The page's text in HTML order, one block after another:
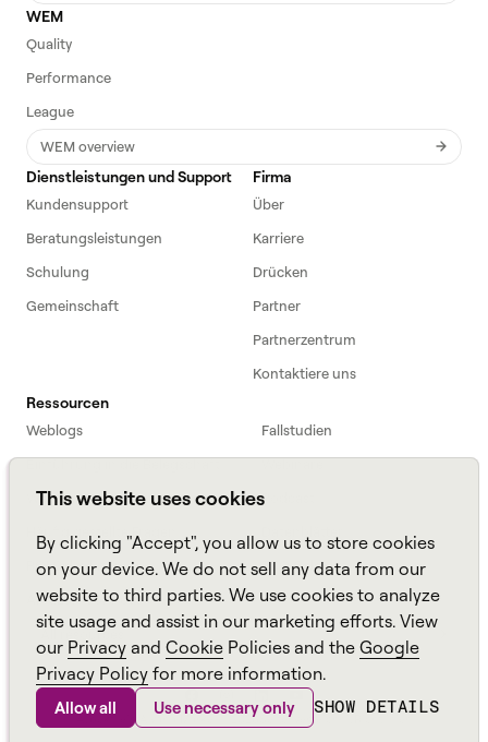
This website uses cookies
By clicking "Accept", you allow us to store cookies
on your device. We do not sell any data from our
website to third parties. We use cookies to analyze
site usage and assist in our marketing efforts. View
our Privacy and Cookie Policies and the Google
Privacy Policy for more information.
Allow all Use necessary only SHOW DETAILS
WEM
Quality
Performance
League
WEM overview
Dienstleistungen und Support
Kundensupport
Beratungsleistungen
Schulung
Gemeinschaft
Firma
Über
Karriere
Drücken
Partner
Partnerzentrum
Kontaktiere uns
Ressourcen
Weblogs
Fallstudien
Einführung in die Belegschaft
Webinare
Webinars
Podcast
ROI Calculator
TCO Calculator
Amazon Connect
All resources
Aspekt, ein AlvariaMarke ©2026 Seitenverzeichnis